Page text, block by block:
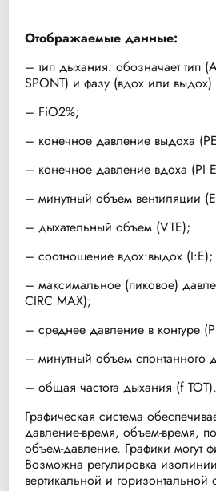
Отображаемые данные:
– тип дыхания: обозначает тип
SPONT) и фазу (вдох или выдох)
– FiO2%;
– конечное давление выдоха
– конечное давление вдоха (PI
– минутный объем вентиляции
– дыхательный объем (VTE);
– соотношение вдох:выдох (I:E);
– максимальное (пиковое)
CIRC MAX);
– среднее давление в контуре
– минутный объем спонтанного
– общая частота дыхания (f TOT).
Графическая система
давление-время, объем-время,
объем-давление. Графики могут
Возможна регулировка
вертикальной и горизонтальной